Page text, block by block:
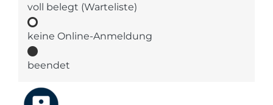
voll belegt (Warteliste)
keine Online-Anmeldung
beendet